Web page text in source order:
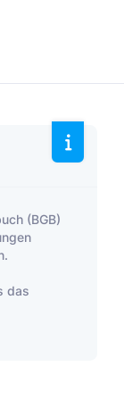
(BGB)
das